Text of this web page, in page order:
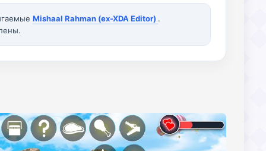
Mishaal Rahman (ex-XDA Editor) .